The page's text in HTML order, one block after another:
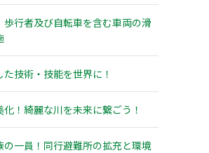
歩行者及び自転車を含む車両の滑
技術・技能を世界に！
！綺麗な川を未来に繋ごう！
の一員！同行避難所の拡充と環境